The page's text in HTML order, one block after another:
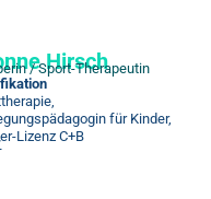
Hirsch
/ Sport-Therapeutin
für Kinder,
Lizenz C+B